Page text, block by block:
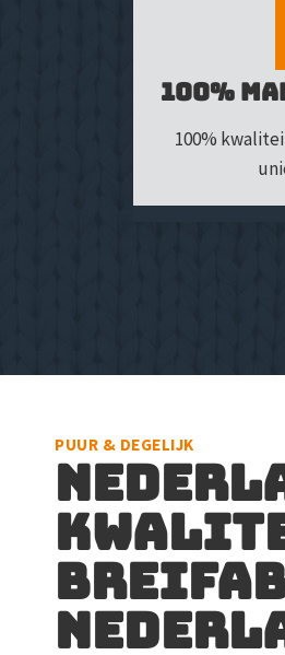
100%
100%
PUUR & DEGELIJK